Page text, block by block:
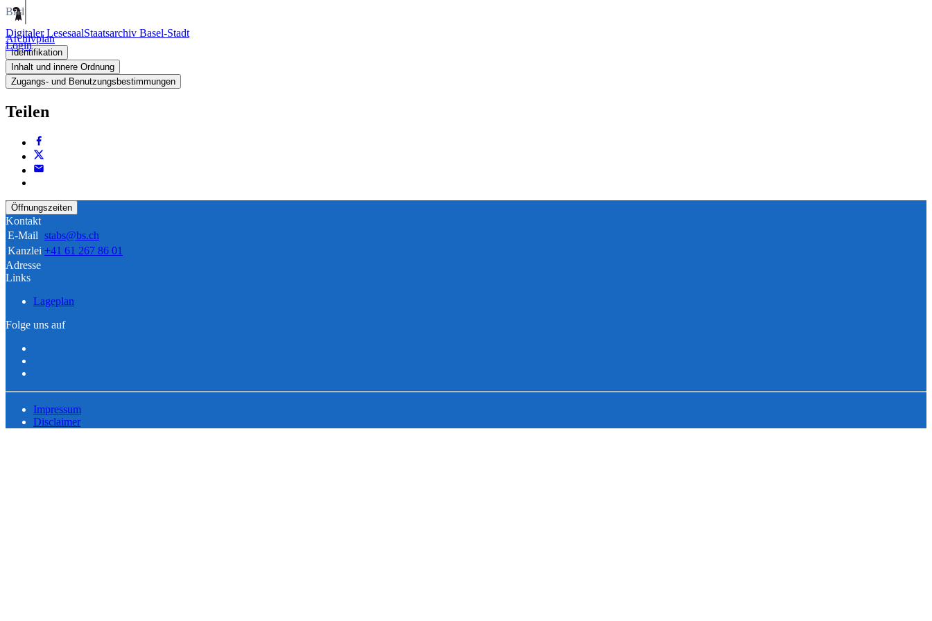
Digitaler LesesaalStaatsarchiv Basel-Stadt
Login
Bild
Archivplan
Identifikation
Inhalt und innere Ordnung
Zugangs- und Benutzungsbestimmungen
Teilen
Öffnungszeiten
Kontakt
E-Mail stabs@bs.ch
Kanzlei +41 61 267 86 01
Adresse
Links
Lageplan
Folge uns auf
Impressum
Disclaimer